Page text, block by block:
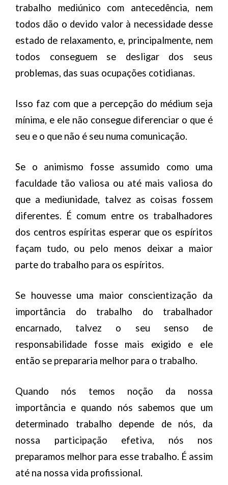
trabalho mediúnico com antecedência, nem
todos dão o devido valor à necessidade desse
estado de relaxamento, e, principalmente, nem
todos conseguem se desligar dos seus
problemas, das suas ocupações cotidianas.
Isso faz com que a percepção do médium seja
mínima, e ele não consegue diferenciar o que é
seu e o que não é seu numa comunicação.
Se o animismo fosse assumido como uma
faculdade tão valiosa ou até mais valiosa do
que a mediunidade, talvez as coisas fossem
diferentes. É comum entre os trabalhadores
dos centros espíritas esperar que os espíritos
façam tudo, ou pelo menos deixar a maior
parte do trabalho para os espíritos.
Se houvesse uma maior conscientização da
importância do trabalho do trabalhador
encarnado, talvez o seu senso de
responsabilidade fosse mais exigido e ele
então se prepararia melhor para o trabalho.
Quando nós temos noção da nossa
importância e quando nós sabemos que um
determinado trabalho depende de nós, da
nossa participação efetiva, nós nos
preparamos melhor para esse trabalho. É assim
até na nossa vida profissional.